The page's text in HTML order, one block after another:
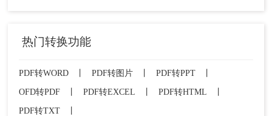
热门转换功能
PDF转WORD PDF转图片 PDF转PPT
OFD转PDF
PDF转EXCEL PDF转HTML
PDF转TXT